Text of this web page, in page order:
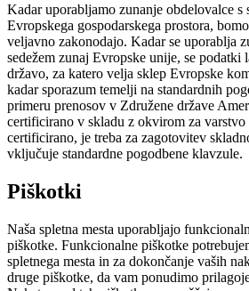
Kadar uporabljamo zunanje obdelovalce s
Evropskega gospodarskega prostora,
veljavno zakonodajo. Kadar se uporablja
sedežem zunaj Evropske unije, se podatki
državo, za katero velja sklep Evropske
kadar sporazum temelji na standardnih
primeru prenosov v Združene države
certificirano v skladu z okvirom za
certificirano, je treba za zagotovitev
vključuje standardne pogodbene klavzule.
Piškotki
Naša spletna mesta uporabljajo
piškotke. Funkcionalne piškotke
spletnega mesta in za dokončanje vaših
druge piškotke, da vam ponudimo